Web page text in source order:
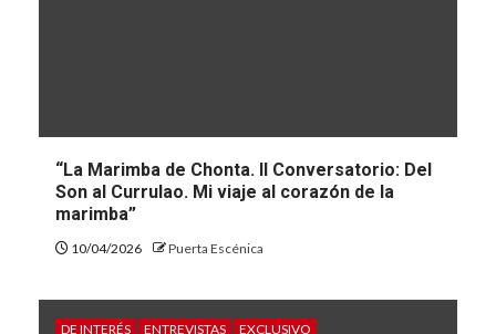
“La Marimba de Chonta. II Conversatorio: Del
Son al Currulao. Mi viaje al corazón de la
marimba”
10/04/2026 Puerta Escénica
DE INTERÉS ENTREVISTAS EXCLUSIVO